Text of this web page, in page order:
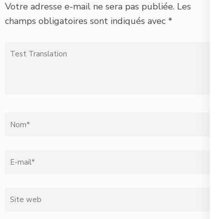
Votre adresse e-mail ne sera pas publiée. Les
champs obligatoires sont indiqués avec *
Test
Nom *
Email *
Site